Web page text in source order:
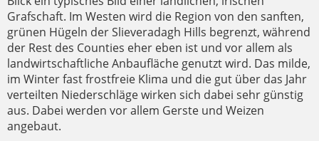
Grafschaft. Im Westen wird die Region von den sanften,
grünen Hügeln der Slieveradagh Hills begrenzt, während
der Rest des Counties eher eben ist und vor allem als
landwirtschaftliche Anbaufläche genutzt wird. Das milde,
im Winter fast frostfreie Klima und die gut über das Jahr
verteilten Niederschläge wirken sich dabei sehr günstig
aus. Dabei werden vor allem Gerste und Weizen
angebaut.